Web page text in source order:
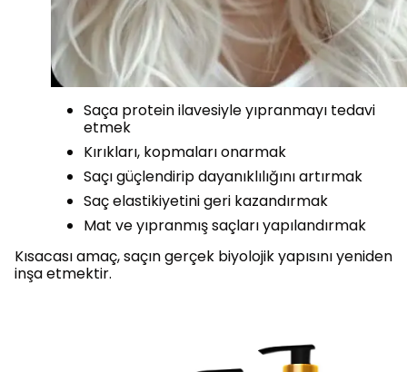
Saça protein ilavesiyle yıpranmayı tedavi
etmek
Kırıkları, kopmaları onarmak
Saçı güçlendirip dayanıklılığını artırmak
Saç elastikiyetini geri kazandırmak
Mat ve yıpranmış saçları yapılandırmak
Kısacası amaç, saçın gerçek biyolojik yapısını yeniden
inşa etmektir.